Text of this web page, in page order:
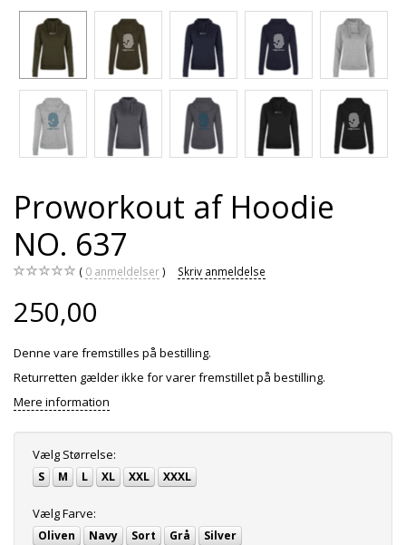
Proworkout af Hoodie
NO. 637
0 anmeldelser Skriv anmeldelse
250,00
Denne vare fremstilles på bestilling.
Returretten gælder ikke for varer fremstillet på bestilling.
Mere information
Vælg Størrelse:
S M L XL XXL XXXL
VælgFarve:
Oliven Navy Sort Grå Silver